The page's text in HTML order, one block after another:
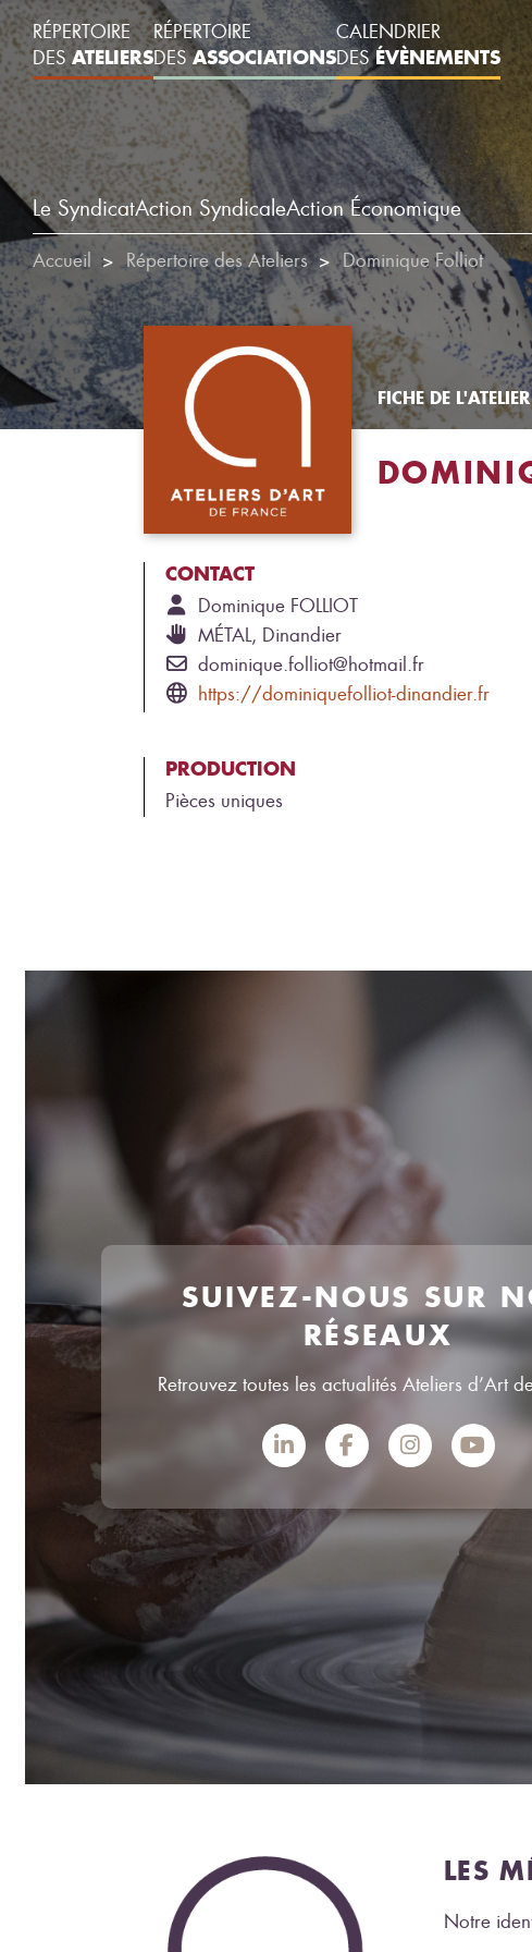
RÉPERTOIRE
DESATELIERS
RÉPERTOIRE
DESASSOCIATIONS
CALENDRIER
DESÉVÈNEMENTS
Le SyndicatAction SyndicaleAction Économique
Accueil Répertoire des Ateliers Dominique Folliot
FICHE DE L'ATELIER
CONTACT
Dominique FOLLIOT
MÉTAL, Dinandier
dominique.folliot@hotmail.fr
https://dominiquefolliot-dinandier.fr
PRODUCTION
Pièces uniques
SUIVEZ-NOUS SUR
RÉSEAUX
Retrouvez toutes les actualités Ateliers d’Art
LES
Notre